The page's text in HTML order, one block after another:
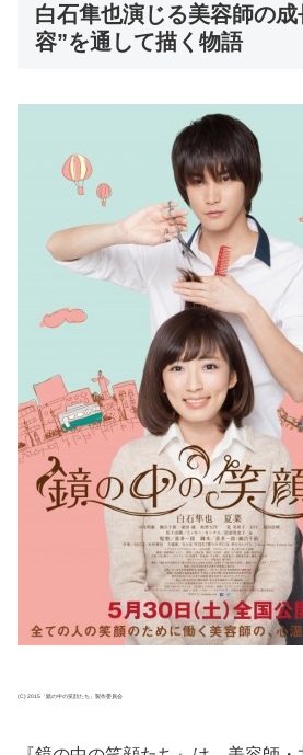
白石隼也演じる美容師の
容”を通して描く物語
(C) 2015「鏡の中の笑顔たち」製作委員会